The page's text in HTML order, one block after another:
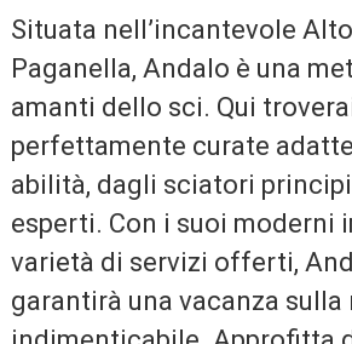
Situata nell’incantevole
Paganella, Andalo è una
amanti dello sci. Qui
perfettamente curate
abilità, dagli sciatori
esperti. Con i suoi moderni
varietà di servizi offerti,
garantirà una vacanza sulla